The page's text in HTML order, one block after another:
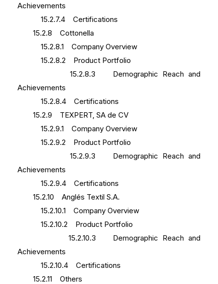
Achievements
15.2.7.4 Certifications
15.2.8 Cottonella
15.2.8.1 Company Overview
15.2.8.2 Product Portfolio
15.2.8.3 Demographic Reach and
Achievements
15.2.8.4 Certifications
15.2.9 TEXPERT, SA de CV
15.2.9.1 Company Overview
15.2.9.2 Product Portfolio
15.2.9.3 Demographic Reach and
Achievements
15.2.9.4 Certifications
15.2.10 Anglés Textil S.A.
15.2.10.1 Company Overview
15.2.10.2 Product Portfolio
15.2.10.3 Demographic Reach and
Achievements
15.2.10.4 Certifications
15.2.11 Others